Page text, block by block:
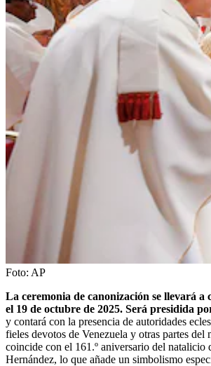
Foto: AP
La ceremonia de canonización se llevará a
el 19 de octubre de 2025. Será presidida
y contará con la presencia de autoridades
fieles devotos de Venezuela y otras partes del
coincide con el 161.º aniversario del natalicio
Hernández, lo que añade un simbolismo